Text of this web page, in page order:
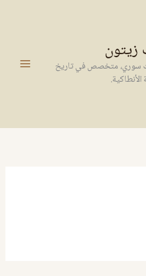
سوري، متخصص في تاريخ